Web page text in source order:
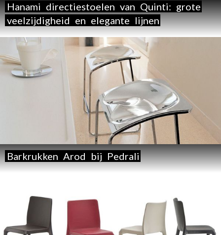
Hanami directiestoelen van Quinti: grote
veelzijdigheid en elegante lijnen
Barkrukken Arod bij Pedrali